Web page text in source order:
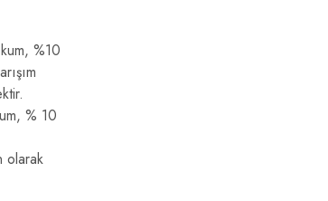
%10
% 10
olarak